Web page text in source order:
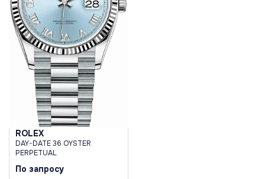
ROLEX
DAY-DATE 36 OYSTER
PERPETUAL
По запросу